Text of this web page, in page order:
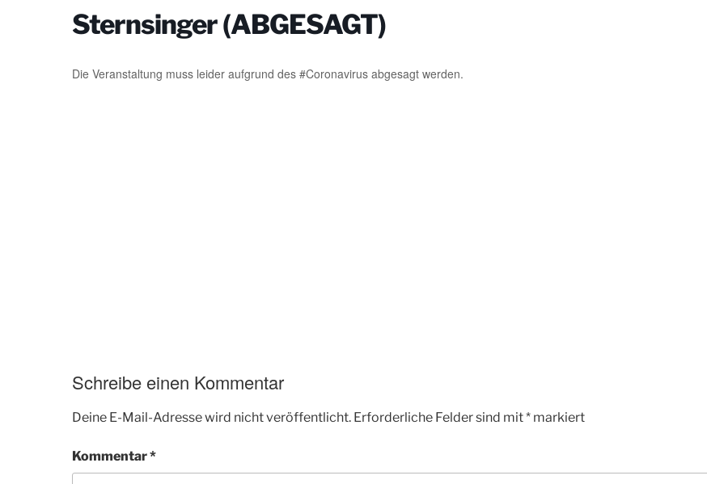
Sternsinger (ABGESAGT)
Die Veranstaltung muss leider aufgrund des #Coronavirus abgesagt werden.
Schreibe einen Kommentar
Deine E-Mail-Adresse wird nicht veröffentlicht. Erforderliche Felder sind mit* markiert
Kommentar*